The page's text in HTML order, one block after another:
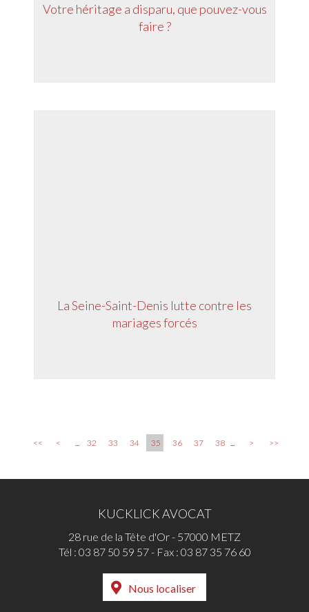
Votre héritage a disparu, que pouvez-vous
faire ?
La Seine-Saint-Denis lutte contre les
mariages forcés
<< < 32 33 34 35 36 37 38 > >>
KUCKLICK AVOCAT
28 rue de la Tête d'Or - 57000 METZ
Tél : 03 87 50 59 57- Fax : 03 87 35 76 60
Nous localiser